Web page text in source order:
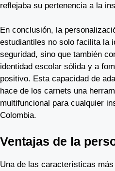
reflejaba su pertenencia a la
En conclusión, la
estudiantiles no solo facilita la
seguridad, sino que también
identidad escolar sólida y a
positivo. Esta capacidad de
hace de los carnets una
multifuncional para cualquier
Colombia.
Ventajas de la
Una de las características